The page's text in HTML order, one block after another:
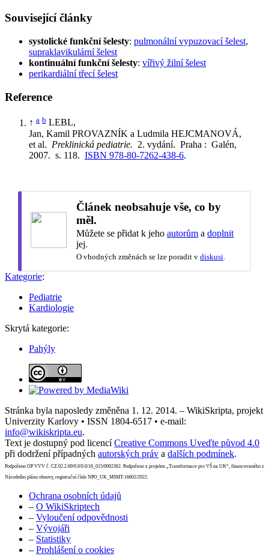
Související články
systolické funkční šelesty: pulmonální vypuzovací šelest,
supraklavikulární šelest
kontinuální funkční šelesty: vířivý žilní šelest
perikardiální třecí šelest
Reference
↑ a b LEBL,
Jan, Kamil PROVAZNÍK a Ludmila HEJCMANOVÁ,
et al. Preklinická pediatrie. 2. vydání. Praha : Galén,
2007. s. 118. ISBN 978-80-7262-438-6.
Článek neobsahuje vše, co by
měl.
Můžete se přidat k jeho autorům a doplnit
jej.
O vhodných změnách se lze poradit v diskusi
Kategorie:
Pediatrie
Kardiologie
Skrytá kategorie:
Pahýly
Stránka byla naposledy změněna 1. 12. 2014. – WikiSkripta, projekt
Univerzity Karlovy • ISSN 1804-6517 • e-mail:
info@wikiskripta.eu.
Text je dostupný pod licencíCreative Commons Uveďte původ 4.0
při dodržení případných autorských práv a dalších podmínek.
Podpořeno OP VVV č. CZ.02.2.69/0.0/0.0/16_015/0002362. Podpořeno z projektu „Transformace pro VŠ na UK“, financovaného z
Národního plánu obnovy, registrační číslo NPO_UK_MSMT-16602/2022.
Ochrana osobních údajů
– O WikiSkriptech
– Vyloučení odpovědnosti
– Vývojáři
– Statistiky
– Prohlášení o cookies